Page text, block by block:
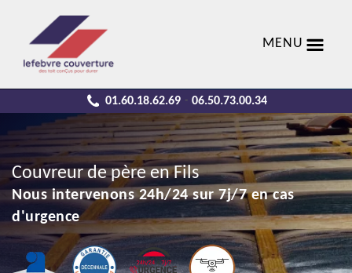
MENU
01.60.18.62.69 - 06.50.73.00.34
Couvreur de père en Fils
Nous intervenons 24h/24 sur 7j/7 en cas
d'urgence